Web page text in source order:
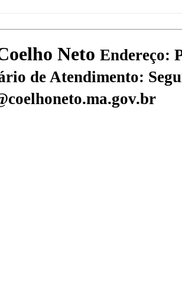
Neto Endereço:
de Atendimento: